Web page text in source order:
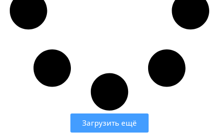
Загрузить ещё